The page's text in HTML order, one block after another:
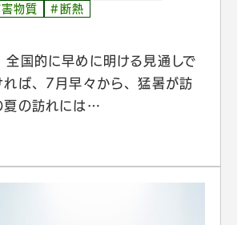
物質 #断熱
全国的に早めに明ける見通しで
れば、7月早々から、猛暑が訪
夏の訪れには…